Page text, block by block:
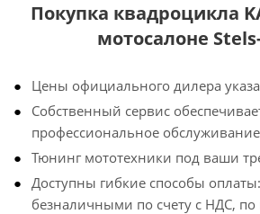
Покупка квадроцикла
мотосалоне
Цены официального дилера
Собственный сервис
профессиональное обслуживание
Тюнинг мототехники под ваши
Доступны гибкие способы
безналичными по счету с НДС, по